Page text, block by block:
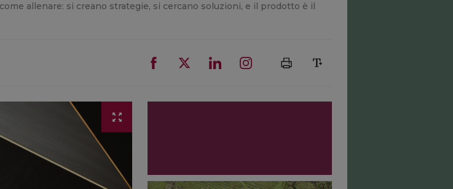
allenare: si creano strategie, si cercano soluzioni, e il prodotto è il